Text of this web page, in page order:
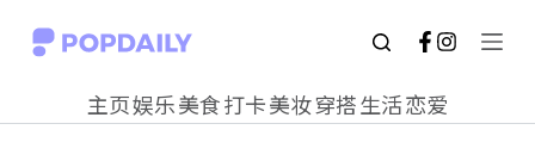
S
主页娱乐美食打卡美妆穿搭生活恋爱